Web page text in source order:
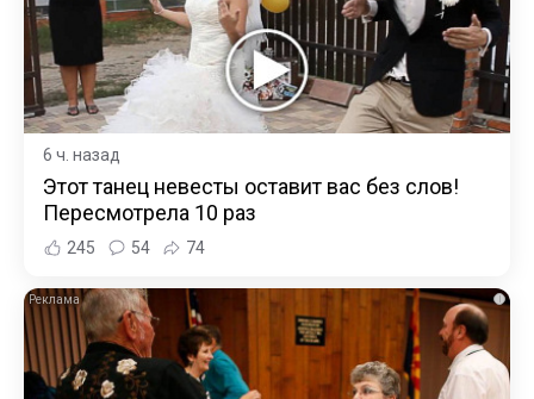
6 ч. назад
Этот танец невесты оставит вас без слов!
Пересмотрела 10 раз
245 54 74
i